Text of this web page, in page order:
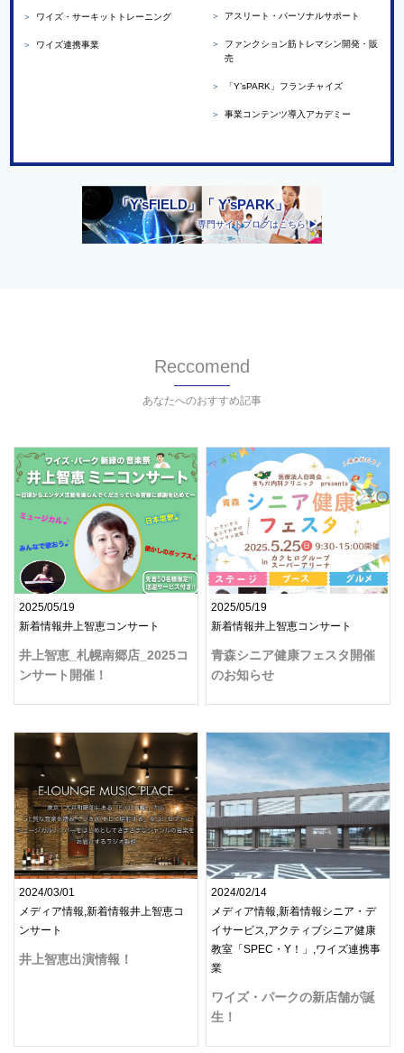
＞ ワイズ・サーキットトレーニング
＞ ワイズ連携事業
＞ アスリート・パーソナルサポート
＞
ファンクション筋トレマシン開発・販
売
＞ 「Y’sPARK」フランチャイズ
＞ 事業コンテンツ導入アカデミー
「Y’sFIELD」「 Y’sPARK」
専門サイトブログはこちら ▶
Reccomend
あなたへのおすすめ記事
2025/05/19
新着情報井上智恵コンサート
井上智恵_札幌南郷店_2025コ
ンサート開催！
2025/05/19
新着情報井上智恵コンサート
青森シニア健康フェスタ開催
のお知らせ
2024/03/01
メディア情報,新着情報井上智恵コ
ンサート
井上智恵出演情報！
2024/02/14
メディア情報,新着情報シニア・デ
イサービス,アクティブシニア健康
教室「SPEC・Y！」,ワイズ連携事
業
ワイズ・パークの新店舗が誕
生！